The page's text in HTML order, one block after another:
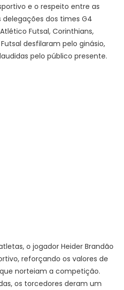
e o respeito entre as
delegações dos times G4
Futsal, Corinthians,
desfilaram pelo ginásio,
pelo público presente.
o jogador Heider Brandão
reforçando os valores de
norteiam a competição.
os torcedores deram um